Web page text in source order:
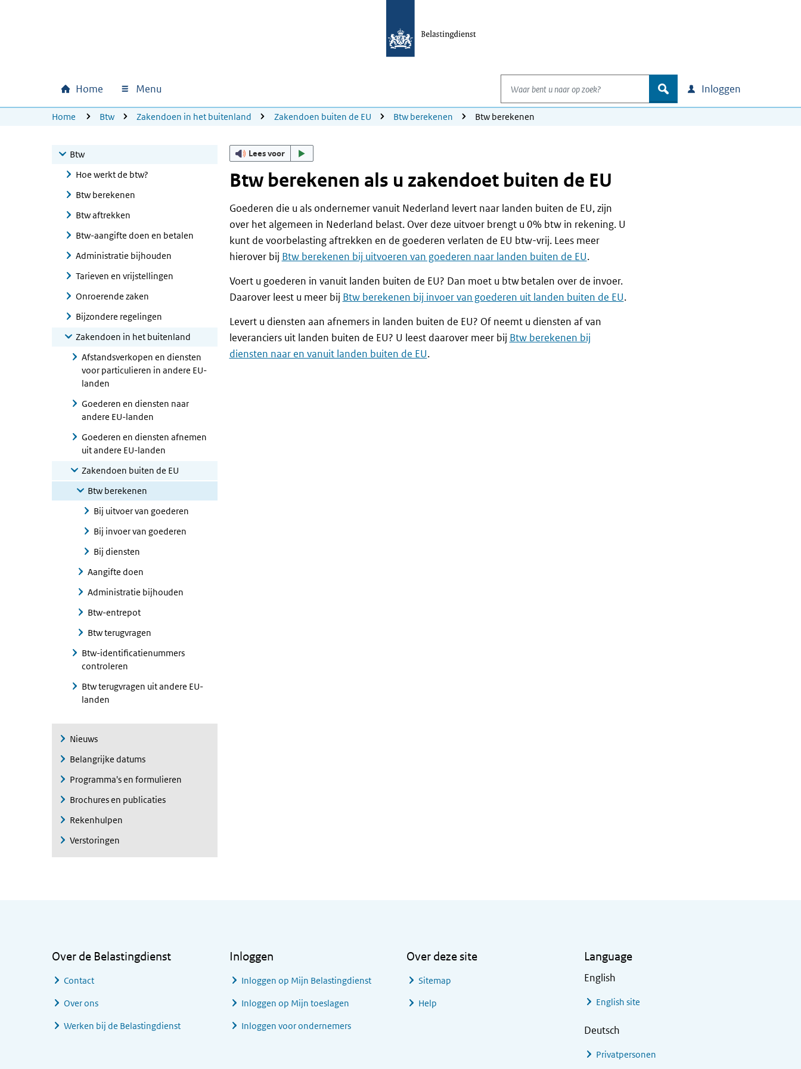
Hoofdnavigatie
Home Menu
Waar bent u naar op zoek?
zoek Inloggen
U bevindt zich hier:
Home Btw Zakendoen in het buitenland Zakendoen buiten de EU Btw berekenen Btw berekenen
Btw
Hoe werkt de btw?
Btw berekenen
Btw aftrekken
Btw-aangifte doen en betalen
Administratie bijhouden
Tarieven en vrijstellingen
Onroerende zaken
Bijzondere regelingen
Zakendoen in het buitenland
Afstandsverkopen en diensten
voor particulieren in andere EU-
landen
Goederen en diensten naar
andere EU-landen
Goederen en diensten afnemen
uit andere EU-landen
Zakendoen buiten de EU
Btw berekenen
Bij uitvoer van goederen
Bij invoer van goederen
Bij diensten
Aangifte doen
Administratie bijhouden
Btw-entrepot
Btw terugvragen
Btw-identificatienummers
controleren
Btw terugvragen uit andere EU-
landen
Nieuws
Belangrijke datums
Programma's en formulieren
Brochures en publicaties
Rekenhulpen
Verstoringen
Lees voor
Btw berekenen als u zakendoet buiten de EU
Goederen die u als ondernemer vanuit Nederland levert naar landen buiten de EU, zijn
over het algemeen in Nederland belast. Over deze uitvoer brengt u 0% btw in rekening. U
kunt de voorbelasting aftrekken en de goederen verlaten de EU btw-vrij. Lees meer
hierover bij Btw berekenen bij uitvoeren van goederen naar landen buiten de EU.
Voert u goederen in vanuit landen buiten de EU? Dan moet u btw betalen over de invoer.
Daarover leest u meer bij Btw berekenen bij invoer van goederen uit landen buiten de EU.
Levert u diensten aan afnemers in landen buiten de EU? Of neemt u diensten af van
leveranciers uit landen buiten de EU? U leest daarover meer bij Btw berekenen bij
diensten naar en vanuit landen buiten de EU.
Over de Belastingdienst
Contact
Over ons
Werken bij de Belastingdienst
Inloggen
Inloggen op Mijn Belastingdienst
Inloggen op Mijn toeslagen
Inloggen voor ondernemers
Over deze site
Sitemap
Help
Language
English
English site
Deutsch
Privatpersonen